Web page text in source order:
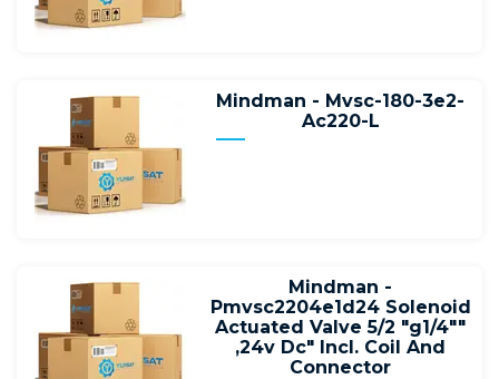
Mindman - Mvsc-180-3e2-
Ac220-L
Mindman -
Pmvsc2204e1d24 Solenoid
Actuated Valve 5/2 "g1/4""
,24v Dc" Incl. Coil And
Connector